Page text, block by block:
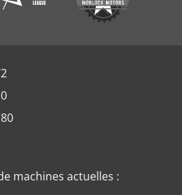
machines actuelles :